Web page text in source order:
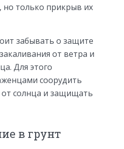
но только прикрыв их
забывать о защите
от ветра и
Для этого
соорудить
от солнца и защищать
в грунт